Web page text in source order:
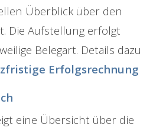
Überblick über den
Die Aufstellung erfolgt
Belegart. Details dazu
Erfolgsrechnung
eine Übersicht über die